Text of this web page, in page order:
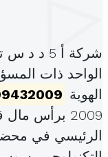
شركة أ
الواحد ذات
الهوية
2009 برأس مال قدره
الرئيسي في